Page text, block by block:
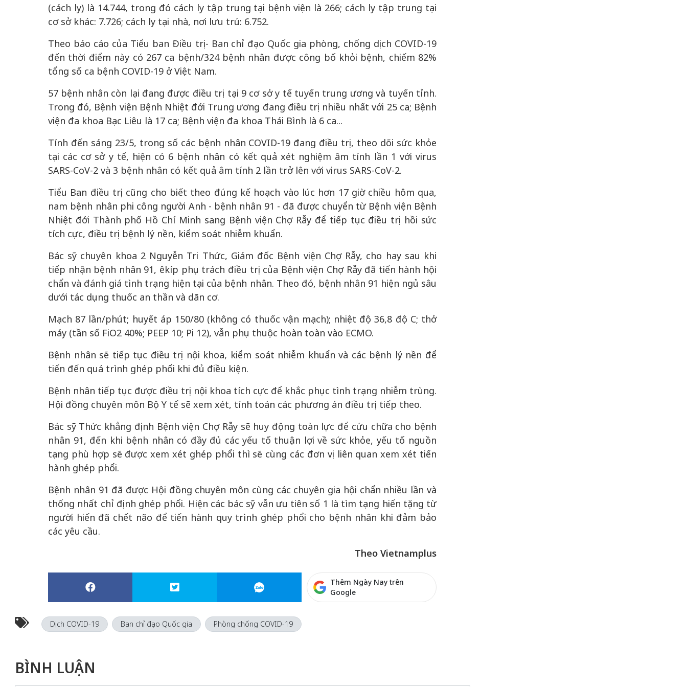
(cách ly) là 14.744, trong đó cách ly tập trung tại bệnh viện là 266; cách ly tập trung tại
cơ sở khác: 7.726; cách ly tại nhà, nơi lưu trú: 6.752.
Theo báo cáo của Tiểu ban Điều trị- Ban chỉ đạo Quốc gia phòng, chống dịch COVID-19
đến thời điểm này có 267 ca bệnh/324 bệnh nhân được công bố khỏi bệnh, chiếm 82%
tổng số ca bệnh COVID-19 ở Việt Nam.
57 bệnh nhân còn lại đang được điều trị tại 9 cơ sở y tế tuyến trung ương và tuyến tỉnh.
Trong đó, Bệnh viện Bệnh Nhiệt đới Trung ương đang điều trị nhiều nhất với 25 ca; Bệnh
viện đa khoa Bạc Liêu là 17 ca; Bệnh viện đa khoa Thái Bình là 6 ca...
Tính đến sáng 23/5, trong số các bệnh nhân COVID-19 đang điều trị, theo dõi sức khỏe
tại các cơ sở y tế, hiện có 6 bệnh nhân có kết quả xét nghiệm âm tính lần 1 với virus
SARS-CoV-2 và 3 bệnh nhân có kết quả âm tính 2 lần trở lên với virus SARS-CoV-2.
Tiểu Ban điều trị cũng cho biết theo đúng kế hoạch vào lúc hơn 17 giờ chiều hôm qua,
nam bệnh nhân phi công người Anh - bệnh nhân 91 - đã được chuyển từ Bệnh viện Bệnh
Nhiệt đới Thành phố Hồ Chí Minh sang Bệnh viện Chợ Rẫy để tiếp tục điều trị hồi sức
tích cực, điều trị bệnh lý nền, kiểm soát nhiễm khuẩn.
Bác sỹ chuyên khoa 2 Nguyễn Tri Thức, Giám đốc Bệnh viện Chợ Rẫy, cho hay sau khi
tiếp nhận bệnh nhân 91, êkíp phụ trách điều trị của Bệnh viện Chợ Rẫy đã tiến hành hội
chẩn và đánh giá tình trạng hiện tại của bệnh nhân. Theo đó, bệnh nhân 91 hiện ngủ sâu
dưới tác dụng thuốc an thần và dãn cơ.
Mạch 87 lần/phút; huyết áp 150/80 (không có thuốc vận mạch); nhiệt độ 36,8 độ C; thở
máy (tần số FiO2 40%; PEEP 10; Pi 12), vẫn phụ thuộc hoàn toàn vào ECMO.
Bệnh nhân sẽ tiếp tục điều trị nội khoa, kiểm soát nhiễm khuẩn và các bệnh lý nền để
tiến đến quá trình ghép phổi khi đủ điều kiện.
Bệnh nhân tiếp tục được điều trị nội khoa tích cực để khắc phục tình trạng nhiễm trùng.
Hội đồng chuyên môn Bộ Y tế sẽ xem xét, tính toán các phương án điều trị tiếp theo.
Bác sỹ Thức khẳng định Bệnh viện Chợ Rẫy sẽ huy động toàn lực để cứu chữa cho bệnh
nhân 91, đến khi bệnh nhân có đầy đủ các yếu tố thuận lợi về sức khỏe, yếu tố nguồn
tạng phù hợp sẽ được xem xét ghép phổi thì sẽ cùng các đơn vị liên quan xem xét tiến
hành ghép phổi.
Bệnh nhân 91 đã được Hội đồng chuyên môn cùng các chuyên gia hội chẩn nhiều lần và
thống nhất chỉ định ghép phổi. Hiện các bác sỹ vẫn ưu tiên số 1 là tìm tạng hiến tặng từ
người hiến đã chết não để tiến hành quy trình ghép phổi cho bệnh nhân khi đảm bảo
các yêu cầu.
Theo Vietnamplus
Thêm Ngày Nay trên
Google
Dịch COVID-19 Ban chỉ đạo Quốc gia Phòng chống COVID-19
BÌNH LUẬN